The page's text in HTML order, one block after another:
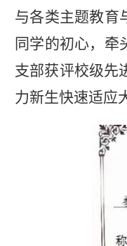
与各类主题教育
同学的初心，牵
支部获评校级先
力新生快速适应